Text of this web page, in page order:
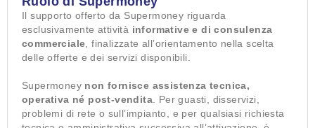
Il supporto offerto da Supermoney riguarda
esclusivamente attività informative e di consulenza
commerciale , finalizzate all’orientamento nella scelta
delle offerte e dei servizi disponibili.
Supermoney non fornisce assistenza tecnica,
operativa né post-vendita . Per guasti, disservizi,
problemi di rete o sull’impianto, e per qualsiasi richiesta